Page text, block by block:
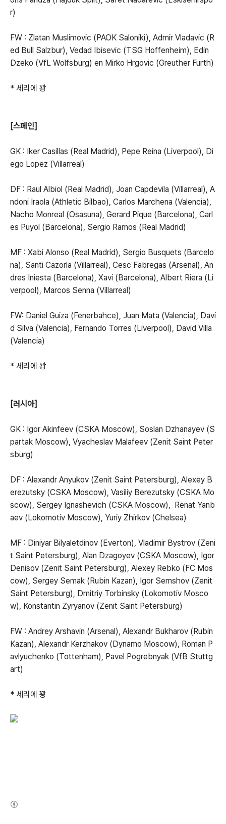
r)
FW : Zlatan Muslimovic (PAOK Saloniki), Admir Vladavic (R
ed Bull Salzbur), Vedad Ibisevic (TSG Hoffenheim), Edin
Dzeko (VfL Wolfsburg) en Mirko Hrgovic (Greuther Furth)
* 세리에 꽝
[스페인]
GK : Iker Casillas (Real Madrid), Pepe Reina (Liverpool), Di
ego Lopez (Villarreal)
DF : Raul Albiol (Real Madrid), Joan Capdevila (Villarreal), A
ndoni Iraola (Athletic Bilbao), Carlos Marchena (Valencia),
Nacho Monreal (Osasuna), Gerard Pique (Barcelona), Carl
es Puyol (Barcelona), Sergio Ramos (Real Madrid)
MF : Xabi Alonso (Real Madrid), Sergio Busquets (Barcelo
na), Santi Cazorla (Villarreal), Cesc Fabregas (Arsenal), An
dres Iniesta (Barcelona), Xavi (Barcelona), Albert Riera (Li
verpool), Marcos Senna (Villarreal)
FW: Daniel Guiza (Fenerbahce), Juan Mata (Valencia), Davi
d Silva (Valencia), Fernando Torres (Liverpool), David Villa
(Valencia)
* 세리에 꽝
[러시아]
GK : Igor Akinfeev (CSKA Moscow), Soslan Dzhanayev (S
partak Moscow), Vyacheslav Malafeev (Zenit Saint Peter
sburg)
DF : Alexandr Anyukov (Zenit Saint Petersburg), Alexey B
erezutsky (CSKA Moscow), Vasiliy Berezutsky (CSKA Mo
scow), Sergey Ignashevich (CSKA Moscow), Renat Yanb
aev (Lokomotiv Moscow), Yuriy Zhirkov (Chelsea)
MF : Diniyar Bilyaletdinov (Everton), Vladimir Bystrov (Zeni
t Saint Petersburg), Alan Dzagoyev (CSKA Moscow), Igor
Denisov (Zenit Saint Petersburg), Alexey Rebko (FC Mos
cow), Sergey Semak (Rubin Kazan), Igor Semshov (Zenit
Saint Petersburg), Dmitriy Torbinsky (Lokomotiv Mosco
w), Konstantin Zyryanov (Zenit Saint Petersburg)
FW : Andrey Arshavin (Arsenal), Alexandr Bukharov (Rubin
Kazan), Alexandr Kerzhakov (Dynamo Moscow), Roman P
avlyuchenko (Tottenham), Pavel Pogrebnyak (VfB Stuttg
art)
* 세리에 꽝